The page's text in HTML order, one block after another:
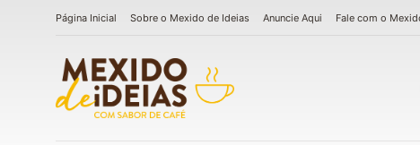
Página Inicial Sobre o Mexido de Ideias Anuncie Aqui Fale com o